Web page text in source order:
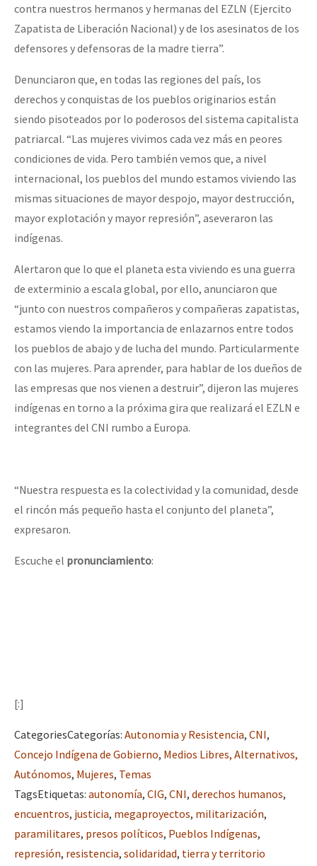
contra nuestros hermanos y hermanas del EZLN (Ejercito
Zapatista de Liberación Nacional) y de los asesinatos de los
defensores y defensoras de la madre tierra”.
Denunciaron que, en todas las regiones del país, los
derechos y conquistas de los pueblos originarios están
siendo pisoteados por lo poderosos del sistema capitalista
patriarcal. “Las mujeres vivimos cada vez más en peores
condiciones de vida. Pero también vemos que, a nivel
internacional, los pueblos del mundo estamos viviendo las
mismas situaciones de mayor despojo, mayor destrucción,
mayor explotación y mayor represión”, aseveraron las
indígenas.
Alertaron que lo que el planeta esta viviendo es una guerra
de exterminio a escala global, por ello, anunciaron que
“junto con nuestros compañeros y compañeras zapatistas,
estamos viendo la importancia de enlazarnos entre todos
los pueblos de abajo y de lucha del mundo. Particularmente
con las mujeres. Para aprender, para hablar de los dueños de
las empresas que nos vienen a destruir”, dijeron las mujeres
indígenas en torno a la próxima gira que realizará el EZLN e
integrantes del CNI rumbo a Europa.
“Nuestra respuesta es la colectividad y la comunidad, desde
el rincón más pequeño hasta el conjunto del planeta”,
expresaron.
Escuche el pronunciamiento:
[:]
CategoriesCategorías: Autonomia y Resistencia, CNI,
Concejo Indígena de Gobierno, Medios Libres, Alternativos,
Autónomos, Mujeres, Temas
TagsEtiquetas: autonomía, CIG, CNI, derechos humanos,
encuentros, justicia, megaproyectos, militarización,
paramilitares, presos políticos, Pueblos Indígenas,
represión, resistencia, solidaridad, tierra y territorio